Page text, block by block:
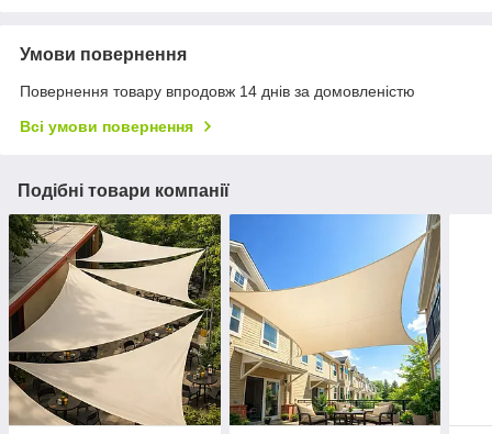
Умови повернення
Повернення товару впродовж 14 днів за домовленістю
Всі умови повернення
Подібні товари компанії